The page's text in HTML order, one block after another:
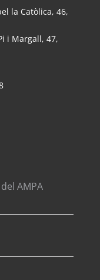
la Catòlica, 46,
i Margall, 47,
AMPA